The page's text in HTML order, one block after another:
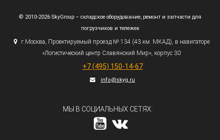
© 2010-2026 SkyGroup – складское оборудование, ремонт и запчасти для
погрузчиков и тележек
г. Москва, Проектируемый проезд № 134 (43км. МКАД), в навигаторе
«Логистический центр Славянский Мир», корпус 30
+7 (495) 150-14-67
info@skyg.ru
МЫ В СОЦИАЛЬНЫХ СЕТЯХ: